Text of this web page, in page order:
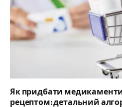
Як придбати
рецептом: детальний